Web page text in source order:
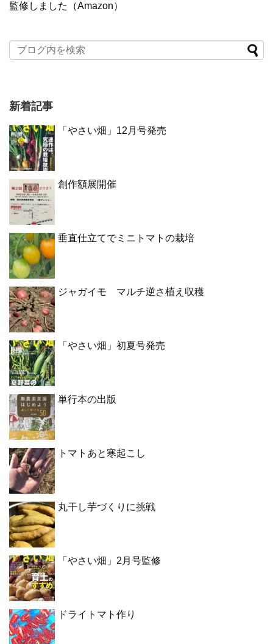
監修しました（Amazon）
新着記事
「やさい畑」12月号発売
創作額展開催
垂直仕立てでミニトマトの栽培
ジャガイモ マルチ逆さ植え収穫
「やさい畑」初夏号発売
単行本の出版
トマトあと寒起こし
丸干し芋づくりに挑戦
「やさい畑」2月号監修
ドライトマト作り